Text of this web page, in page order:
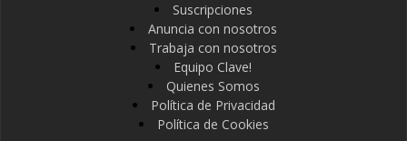
Suscripciones
Anuncia con nosotros
Trabaja con nosotros
Equipo Clave!
Quienes Somos
Política de Privacidad
Política de Cookies